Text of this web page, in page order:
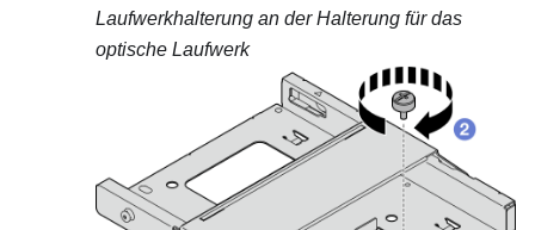
Laufwerkhalterung an der Halterung für das
optische Laufwerk